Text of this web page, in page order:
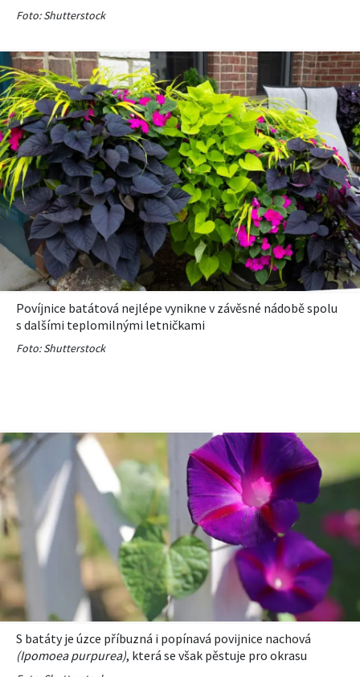
Foto: Shutterstock
Povíjnice batátová nejlépe vynikne v závěsné nádobě spolu
s dalšími teplomilnými letničkami
Foto: Shutterstock
S batáty je úzce příbuzná i popínavá povijnice nachová
(Ipomoea purpurea), která se však pěstuje pro okrasu